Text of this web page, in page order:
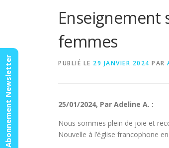
Enseignement
femmes
PUBLIÉ LE 29 JANVIER 2024 PAR
25/01/2024, Par Adeline A. :
Nous sommes plein de joie et
Nouvelle à l’église francophone
Abonnement Newsletter